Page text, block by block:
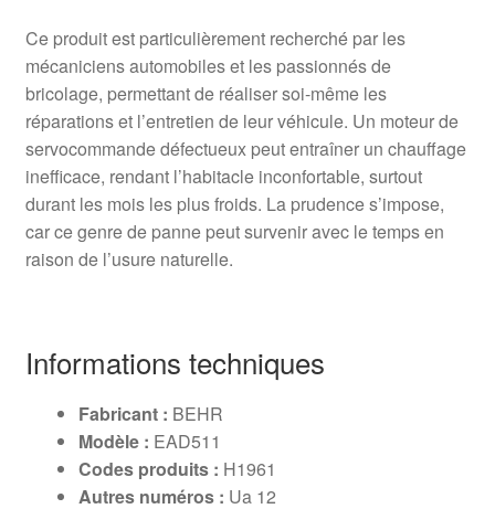
Ce produit est particulièrement recherché par les
mécaniciens automobiles et les passionnés de
bricolage, permettant de réaliser soi-même les
réparations et l’entretien de leur véhicule. Un moteur de
servocommande défectueux peut entraîner un chauffage
inefficace, rendant l’habitacle inconfortable, surtout
durant les mois les plus froids. La prudence s’impose,
car ce genre de panne peut survenir avec le temps en
raison de l’usure naturelle.
Informations techniques
Fabricant : BEHR
Modèle : EAD511
Codes produits : H1961
Autres numéros : Ua 12